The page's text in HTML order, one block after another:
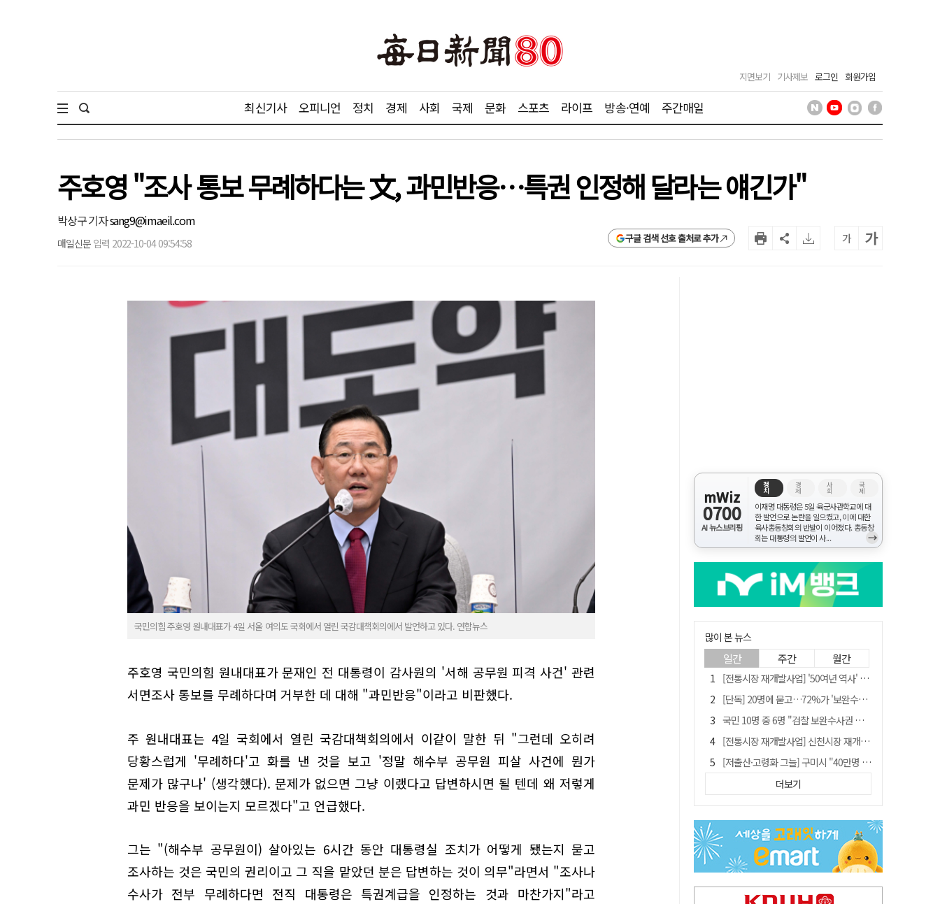
지면보기 기사제보 로그인 회원가입
최신기사 오피니언 정치 경제 사회 국제 문화 스포츠 라이프 방송·연예 주간매일
주호영 "조사 통보 무례하다는 文, 과민반응…특권 인정해 달라는 얘긴가"
박상구 기자sang9@imaeil.com
매일신문 입력 2022-10-04 09:54:58 구글 검색 선호 출처로 추가 가 가
국민의힘 주호영 원내대표가 4일 서울 여의도 국회에서 열린 국감대책회의에서 발언하고 있다. 연합뉴스
주호영 국민의힘 원내대표가 문재인 전 대통령이 감사원의 '서해 공무원 피격 사건' 관련
서면조사 통보를 무례하다며 거부한 데 대해 "과민반응"이라고 비판했다.
주 원내대표는 4일 국회에서 열린 국감대책회의에서 이같이 말한 뒤 "그런데 오히려
당황스럽게 '무례하다'고 화를 낸 것을 보고 '정말 해수부 공무원 피살 사건에 뭔가
문제가 많구나' (생각했다). 문제가 없으면 그냥 이랬다고 답변하시면 될 텐데 왜 저렇게
과민 반응을 보이는지 모르겠다"고 언급했다.
그는 "(해수부 공무원이) 살아있는 6시간 동안 대통령실 조치가 어떻게 됐는지 묻고
조사하는 것은 국민의 권리이고 그 직을 맡았던 분은 답변하는 것이 의무"라면서 "조사나
수사가 전부 무례하다면 전직 대통령은 특권계급을 인정하는 것과 마찬가지"라고
mWiz
0700
AI 뉴스브리핑
정
치
경
제
사
회
국
제
이재명 대통령은 5일 육군사관학교에 대
한 발언으로 논란을 일으켰고, 이에 대한
육사총동창회의 반발이 이어졌다. 총동창
회는 대통령의 발언이 사...
→
많이 본 뉴스
일간 주간 월간
[전통시장 재개발사업] '50여년 역사' 수성시장 자리에 25층 주상복합 들어선다
[단독] 20명에 묻고…72%가 '보완수사권 폐지'?
국민 10명 중 6명 "검찰 보완수사권 필요"…민주당 지지층도 53.8%
[전통시장 재개발사업] 신천시장 재개발, 준공 후에도 소송전
[저출산·고령화 그늘] 구미시 "40만명 사수" 고령군 "3만명대 회복"
안동-사가에, "50년 우정 넘어 미래 50년 함께 연다"
"오를까, 내릴까" 목표가 깎인 삼전·닉스…AMD 이어 샌디스크에 쏠린 눈
[인사]경상북도
'부산 돌려차기' 피해자, 서범수 "돌려차기 하죠" 실언 사과 수용
더보기